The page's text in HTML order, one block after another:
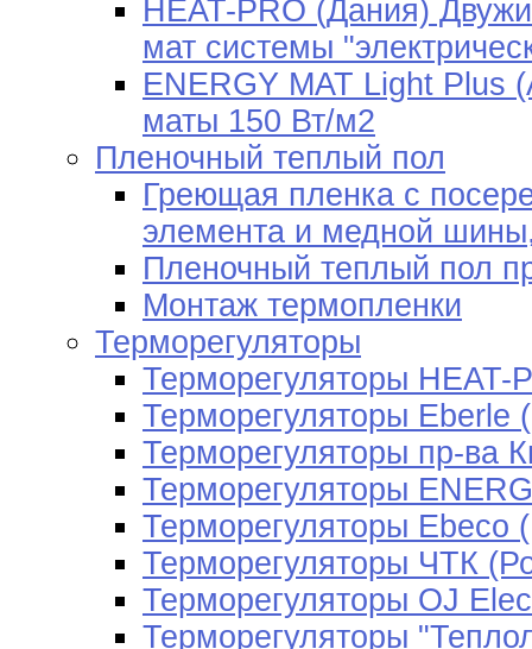
HEAT-PRO (Дания)
мат системы
ENERGY MAT Light Plus
маты 150 Вт/м2
Пленочный теплый пол
Греющая пленка c
элемента и медной
Пленочный теплый пол
Монтаж термопленки
Терморегуляторы
Терморегуляторы HEAT-
Терморегуляторы Eberle
Терморегуляторы пр-ва
Терморегуляторы
Терморегуляторы Ebeco
Терморегуляторы ЧТК
Терморегуляторы OJ
Терморегуляторы